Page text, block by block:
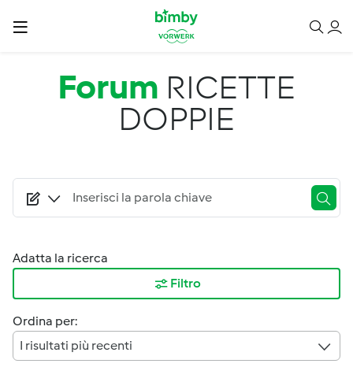
Salta al contenuto principale
Forum RICETTE
DOPPIE
Adatta la ricerca
Filtro
Ordina per:
I risultati più recenti